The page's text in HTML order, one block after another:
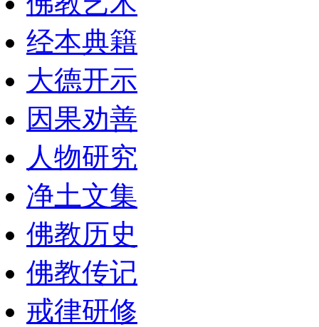
经本典籍
大德开示
因果劝善
人物研究
净土文集
佛教历史
佛教传记
戒律研修